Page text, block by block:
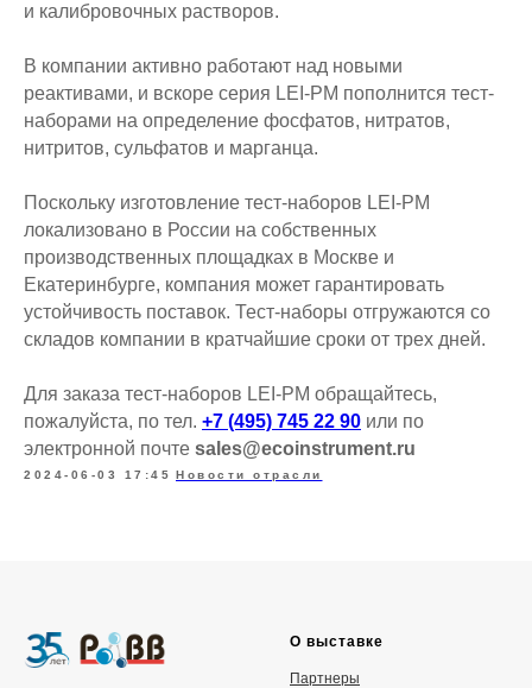
и калибровочных растворов.
В компании активно работают над новыми
реактивами, и вскоре серия LEI-PM пополнится тест-
наборами на определение фосфатов, нитратов,
нитритов, сульфатов и марганца.
Поскольку изготовление тест-наборов LEI-PM
локализовано в России на собственных
производственных площадках в Москве и
Екатеринбурге, компания может гарантировать
устойчивость поставок. Тест-наборы отгружаются со
складов компании в кратчайшие сроки от трех дней.
Для заказа тест-наборов LEI-PM обращайтесь,
пожалуйста, по тел. +7 (495) 745 22 90 или по
электронной почте sales@ecoinstrument.ru
2024-06-03 17:45 Новости отрасли
О выставке
Партнеры